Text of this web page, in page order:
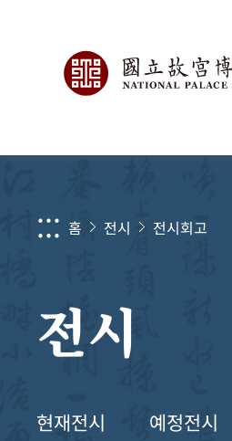
::: 홈 전시 전시회고
전시
현재전시 예정전시